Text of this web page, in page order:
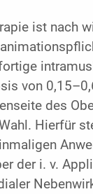
ist nach
von
des
Hierfür
der i. v.